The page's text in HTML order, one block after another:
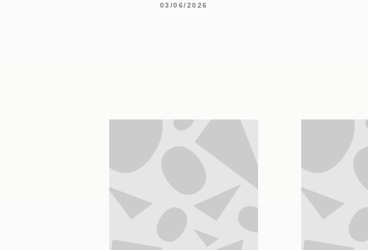
03/06/2026